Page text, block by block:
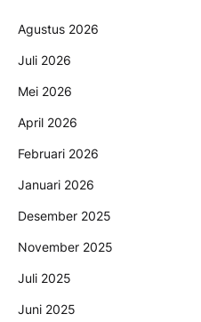
Agustus 2026
Juli 2026
Mei 2026
April 2026
Februari 2026
Januari 2026
Desember 2025
November 2025
Juli 2025
Juni 2025